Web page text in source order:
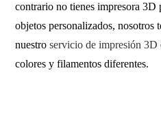
contrario no tienes impresora 3D
objetos personalizados, nosotros
nuestroservicio de impresión 3D
colores y filamentos diferentes.